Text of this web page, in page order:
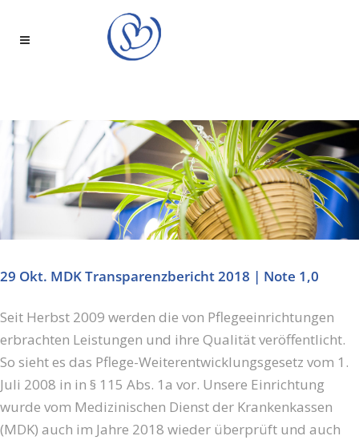
29 Okt. MDK Transparenzbericht 2018 | Note 1,0
Seit Herbst 2009 werden die von Pflegeeinrichtungen
erbrachten Leistungen und ihre Qualität veröffentlicht.
So sieht es das Pflege-Weiterentwicklungsgesetz vom 1.
Juli 2008 in in § 115 Abs. 1a vor. Unsere Einrichtung
wurde vom Medizinischen Dienst der Krankenkassen
(MDK) auch im Jahre 2018 wieder überprüft und auch